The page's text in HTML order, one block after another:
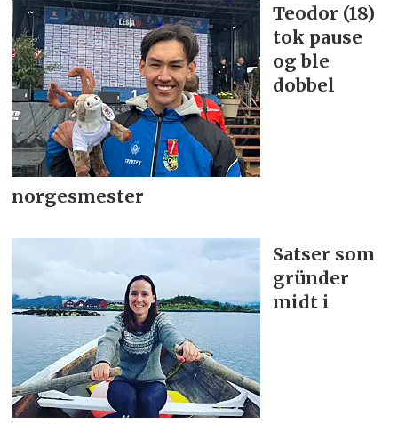
Teodor (18)
tok pause
og ble
dobbel
norgesmester
Satser som
gründer
midt i